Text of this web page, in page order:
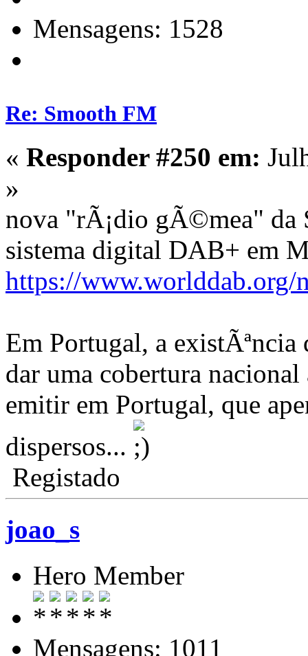
Mensagens: 1528
Re: Smooth FM
« Responder #250 em:
»
nova "rÃ¡dio gÃ©mea" da
sistema digital DAB+ em
https://www.worlddab.org/
Em Portugal, a
dar uma cobertura
emitir em Portugal, que
dispersos...
Registado
joao_s
Hero Member
Mensagens: 1011